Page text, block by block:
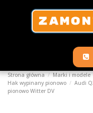
Strona główna Marki i modele
Hak wypinany pionowo
Audi
pionowo Witter DV